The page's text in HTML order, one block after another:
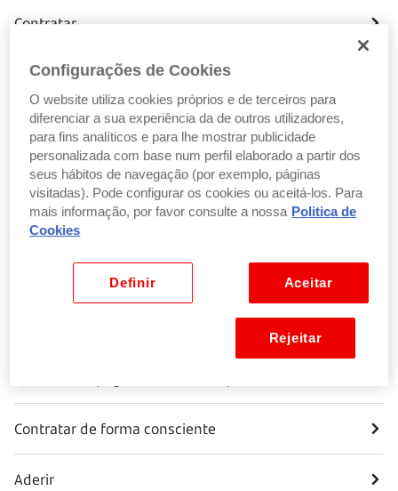
Contratar
Pedir esclarecimentos sobre cobranças
Pedir esclarecimentos sobre o crédito
Saber mais sobre crédito pessoal
Saber mais sobre o seguro de proteção de crédito
Contratar de forma consciente
Aderir
Configurações de Cookies
O website utiliza cookies próprios e de terceiros para
diferenciar a sua experiência da de outros utilizadores,
para fins analíticos e para lhe mostrar publicidade
personalizada com base num perfil elaborado a partir dos
seus hábitos de navegação (por exemplo, páginas
visitadas). Pode configurar os cookies ou aceitá-los. Para
mais informação, por favor consulte a nossa Politica de
Cookies
Aceitar
Definir
Rejeitar